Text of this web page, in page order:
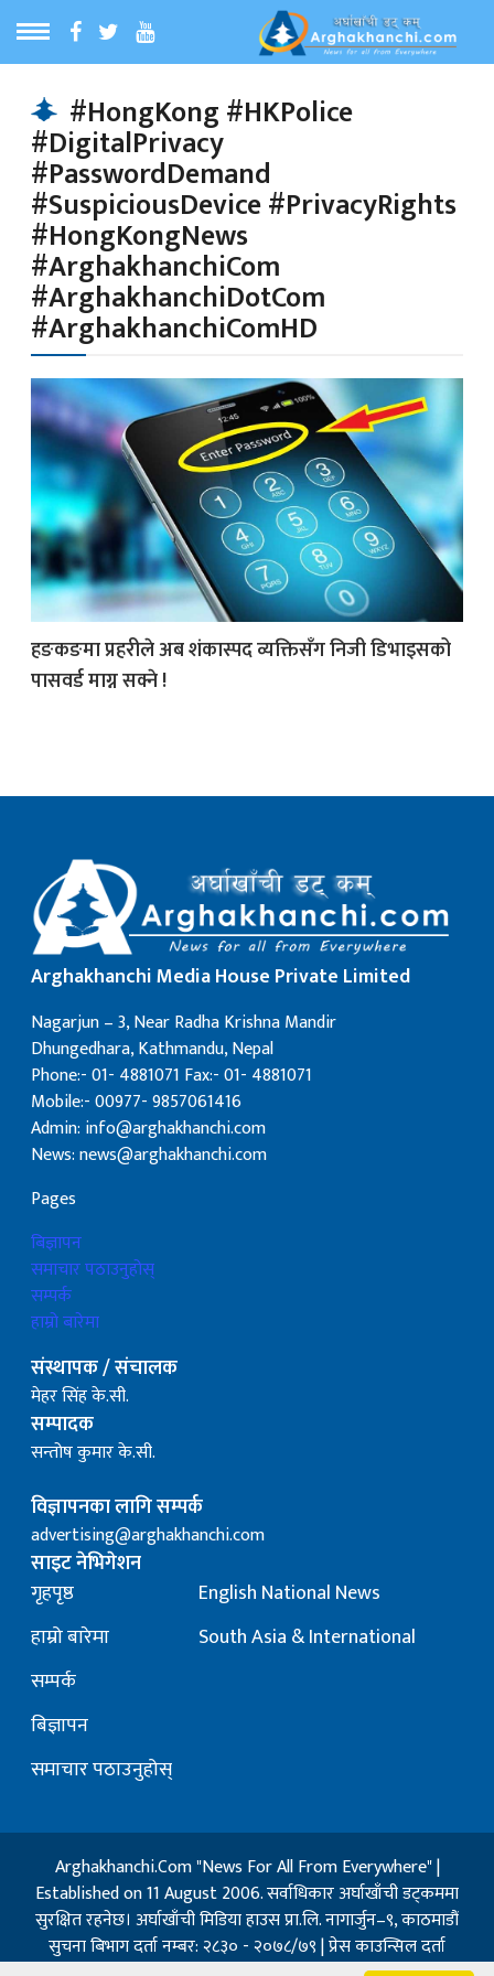
MENU
समाचार
समाचार
समाचार
News
#HongKong #HKPolice
#DigitalPrivacy
#PasswordDemand
#SuspiciousDevice #PrivacyRights
#HongKongNews
#ArghakhanchiCom
#ArghakhanchiDotCom
#ArghakhanchiComHD
हङकङमा प्रहरीले अब शंकास्पद व्यक्तिसँग निजी डिभाइसको
पासवर्ड माग्न सक्ने !
Arghakhanchi Media House Private Limited
Nagarjun – 3, Near Radha Krishna Mandir
Dhungedhara, Kathmandu, Nepal
Phone:- 01- 4881071 Fax:- 01- 4881071
Mobile:- 00977- 9857061416
Admin: info@arghakhanchi.com
News: news@arghakhanchi.com
Pages
बिज्ञापन
समाचार पठाउनुहोस्
सम्पर्क
हाम्रो बारेमा
संस्थापक / संचालक
मेहर सिंह के.सी.
सम्पादक
सन्तोष कुमार के.सी.
विज्ञापनका लागि सम्पर्क
advertising@arghakhanchi.com
साइट नेभिगेशन
गृहपृष्ठ
हाम्रो बारेमा
सम्पर्क
बिज्ञापन
समाचार पठाउनुहोस्
English National News
South Asia & International
Arghakhanchi.Com "News For All From Everywhere" |
Established on 11 August 2006. सर्वाधिकार अर्घाखाँची डट्कममा
सुरक्षित रहनेछ। अर्घाखाँची मिडिया हाउस प्रा.लि. नागार्जुन–९, काठमाडौं
सुचना बिभाग दर्ता नम्बर: २८३० - २०७८/७९ | प्रेस काउन्सिल दर्ता